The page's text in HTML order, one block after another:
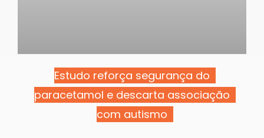
Estudo reforça segurança do
paracetamol e descarta associação
com autismo